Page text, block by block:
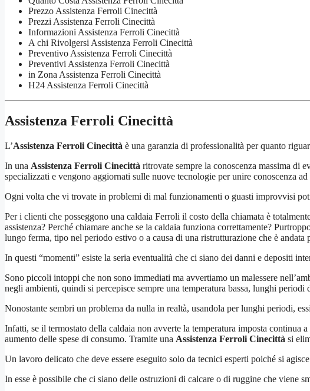
Prezzo Assistenza Ferroli Cinecittà
Prezzi Assistenza Ferroli Cinecittà
Informazioni Assistenza Ferroli Cinecittà
A chi Rivolgersi Assistenza Ferroli Cinecittà
Preventivo Assistenza Ferroli Cinecittà
Preventivi Assistenza Ferroli Cinecittà
in Zona Assistenza Ferroli Cinecittà
H24 Assistenza Ferroli Cinecittà
Assistenza Ferroli Cinecittà
L’Assistenza Ferroli Cinecittà è una garanzia di professionalità per quanto
In una Assistenza Ferroli Cinecittà ritrovate sempre la conoscenza massima di
specializzati e vengono aggiornati sulle nuove tecnologie per unire conoscenza ad
Ogni volta che vi trovate in problemi di mal funzionamenti o guasti improvvisi
Per i clienti che posseggono una caldaia Ferroli il costo della chiamata è
assistenza? Perché chiamare anche se la caldaia funziona correttamente?
lungo ferma, tipo nel periodo estivo o a causa di una ristrutturazione che è andata
In questi “momenti” esiste la seria eventualità che ci siano dei danni e depositi
Sono piccoli intoppi che non sono immediati ma avvertiamo un malessere
negli ambienti, quindi si percepisce sempre una temperatura bassa, lunghi
Nonostante sembri un problema da nulla in realtà, usandola per lunghi periodi,
Infatti, se il termostato della caldaia non avverte la temperatura imposta continua
aumento delle spese di consumo. Tramite una Assistenza Ferroli Cinecittà si
Un lavoro delicato che deve essere eseguito solo da tecnici esperti poiché si
In esse è possibile che ci siano delle ostruzioni di calcare o di ruggine che viene